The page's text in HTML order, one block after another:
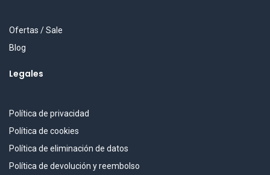
Ofertas / Sale
Blog
Legales
Política de privacidad
Política de cookies
Política de eliminación de datos
Política de devolución y reembolso